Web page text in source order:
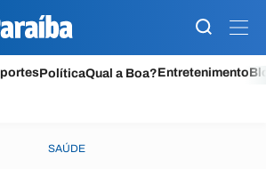
PolíticaQual a Boa?Entretenimento
SAÚDE